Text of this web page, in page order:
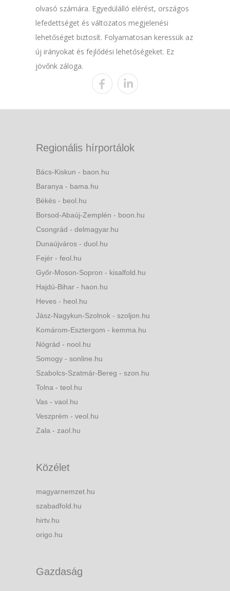
olvasó számára. Egyedülálló elérést, országos
lefedettséget és változatos megjelenési
lehetőséget biztosít. Folyamatosan keressük az
új irányokat és fejlődési lehetőségeket. Ez
jövőnk záloga.
Regionális hírportálok
Bács-Kiskun - baon.hu
Baranya - bama.hu
Békés - beol.hu
Borsod-Abaúj-Zemplén - boon.hu
Csongrád - delmagyar.hu
Dunaújváros - duol.hu
Fejér - feol.hu
Győr-Moson-Sopron - kisalfold.hu
Hajdú-Bihar - haon.hu
Heves - heol.hu
Jász-Nagykun-Szolnok - szoljon.hu
Komárom-Esztergom - kemma.hu
Nógrád - nool.hu
Somogy - sonline.hu
Szabolcs-Szatmár-Bereg - szon.hu
Tolna - teol.hu
Vas - vaol.hu
Veszprém - veol.hu
Zala - zaol.hu
Közélet
magyarnemzet.hu
szabadfold.hu
hirtv.hu
origo.hu
Gazdaság